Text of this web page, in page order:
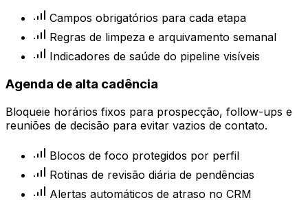
Campos obrigatórios para cada etapa
Regras de limpeza e arquivamento semanal
Indicadores de saúde do pipeline visíveis
Agenda de alta cadência
Bloqueie horários fixos para prospecção, follow-ups e
reuniões de decisão para evitar vazios de contato.
Blocos de foco protegidos por perfil
Rotinas de revisão diária de pendências
Alertas automáticos de atraso no CRM